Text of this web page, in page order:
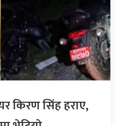
किरण सिंह हराए,